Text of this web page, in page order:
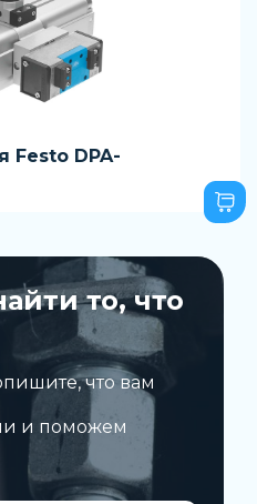
Festo DPA-
то, что
что вам
и поможем